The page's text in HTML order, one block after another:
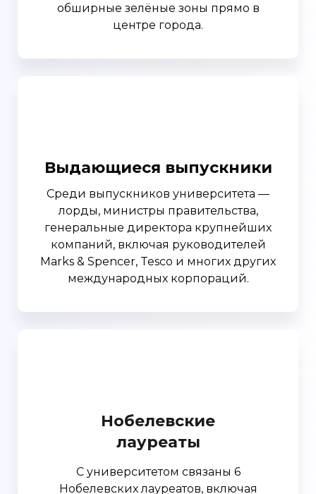
обширные зелёные зоны прямо в
центре города.
Выдающиеся выпускники
Среди выпускников университета —
лорды, министры правительства,
генеральные директора крупнейших
компаний, включая руководителей
Marks & Spencer, Tesco и многих других
международных корпораций.
Нобелевские
лауреаты
С университетом связаны 6
Нобелевских лауреатов, включая